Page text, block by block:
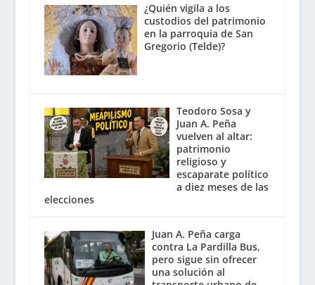
¿Quién vigila a los
custodios del patrimonio
en la parroquia de San
Gregorio (Telde)?
Teodoro Sosa y
Juan A. Peña
vuelven al altar:
patrimonio
religioso y
escaparate político
a diez meses de las
elecciones
Juan A. Peña carga
contra La Pardilla Bus,
pero sigue sin ofrecer
una solución al